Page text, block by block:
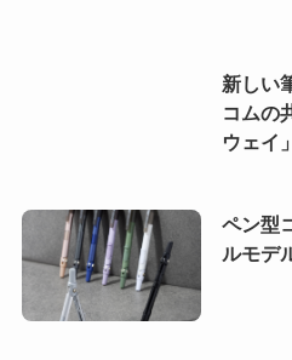
新しい
コムの
ウェイ
ペン型
ルモデ